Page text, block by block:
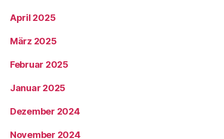
April 2025
März 2025
Februar 2025
Januar 2025
Dezember 2024
November 2024